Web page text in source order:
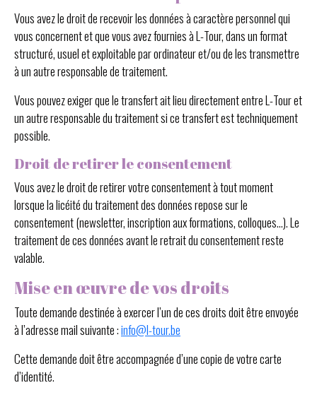
Vous avez le droit de recevoir les données à caractère personnel qui
vous concernent et que vous avez fournies à L-Tour, dans un format
structuré, usuel et exploitable par ordinateur et/ou de les transmettre
à un autre responsable de traitement.
Vous pouvez exiger que le transfert ait lieu directement entre L-Tour et
un autre responsable du traitement si ce transfert est techniquement
possible.
Droit de retirer le consentement
Vous avez le droit de retirer votre consentement à tout moment
lorsque la licéité du traitement des données repose sur le
consentement (newsletter, inscription aux formations, colloques…). Le
traitement de ces données avant le retrait du consentement reste
valable.
Mise en œuvre de vos droits
Toute demande destinée à exercer l’un de ces droits doit être envoyée
à l’adresse mail suivante :info@l-tour.be
Cette demande doit être accompagnée d’une copie de votre carte
d’identité.